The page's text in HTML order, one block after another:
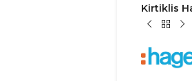
Kirtiklis